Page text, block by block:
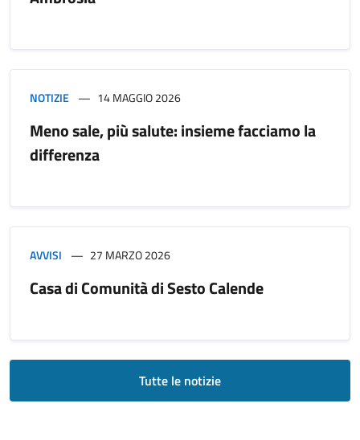
NOTIZIE 14 MAGGIO 2026
Meno sale, più salute: insieme facciamo la
differenza
AVVISI 27 MARZO 2026
Casa di Comunità di Sesto Calende
Tutte le notizie